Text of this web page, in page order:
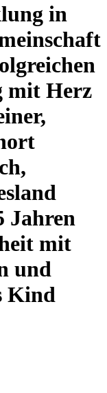
in
mit Herz
Jahren
mit
und
Kind